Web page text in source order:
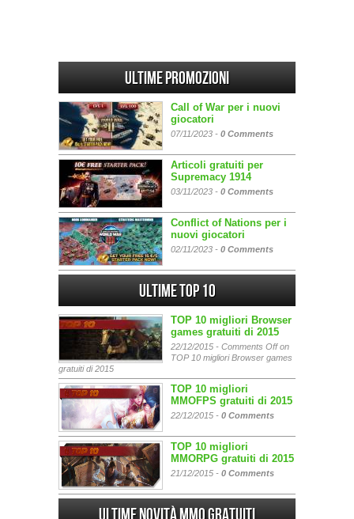
Ultime promozioni
Call of War per i nuovi
giocatori
07/11/2023 - 0 Comments
Articoli gratuiti per
Supremacy 1914
03/11/2023 - 0 Comments
Conflict of Nations per i
nuovi giocatori
02/11/2023 - 0 Comments
Ultime Top 10
TOP 10 migliori Browser
games gratuiti di 2015
22/12/2015 - Comments Offon
TOP 10 migliori Browser games
gratuiti di 2015
TOP 10 migliori
MMOFPS gratuiti di 2015
22/12/2015 - 0 Comments
TOP 10 migliori
MMORPG gratuiti di 2015
21/12/2015 - 0 Comments